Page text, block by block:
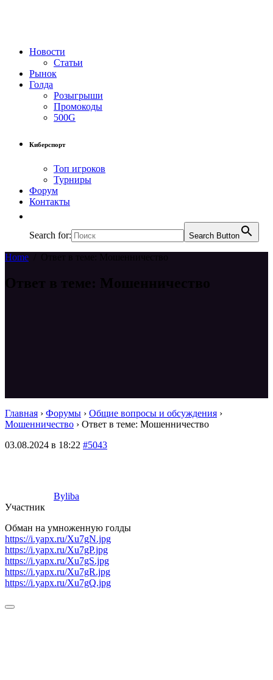
Новости
Статьи
Рынок
Голда
Розыгрыши
Промокоды
500G
Киберспорт
Топ игроков
Турниры
Форум
Контакты
Search for: Search Button
Home Ответ в теме: Мошенничество
Ответ в теме: Мошенничество
Главная › Форумы › Общие вопросы и обсуждения ›
Мошенничество › Ответ в теме: Мошенничество
03.08.2024 в 18:22 #5043
Byliba
Участник
Обман на умноженную голды
https://i.yapx.ru/Xu7gN.jpg
https://i.yapx.ru/Xu7gP.jpg
https://i.yapx.ru/Xu7gS.jpg
https://i.yapx.ru/Xu7gR.jpg
https://i.yapx.ru/Xu7gQ.jpg